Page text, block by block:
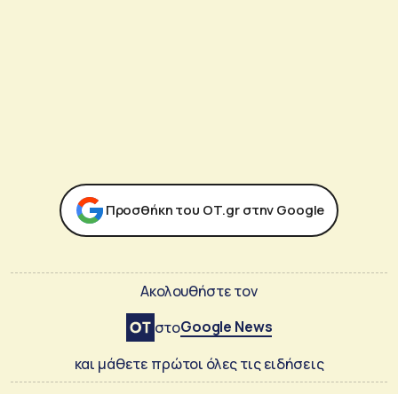
Προσθήκη του ΟΤ.gr στην Google
Ακολουθήστε τον
στοGoogle News
και μάθετε πρώτοι όλες τις ειδήσεις